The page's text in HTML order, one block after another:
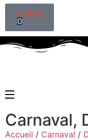
0,00€
0
Carnaval,
Accueil / Carnaval /